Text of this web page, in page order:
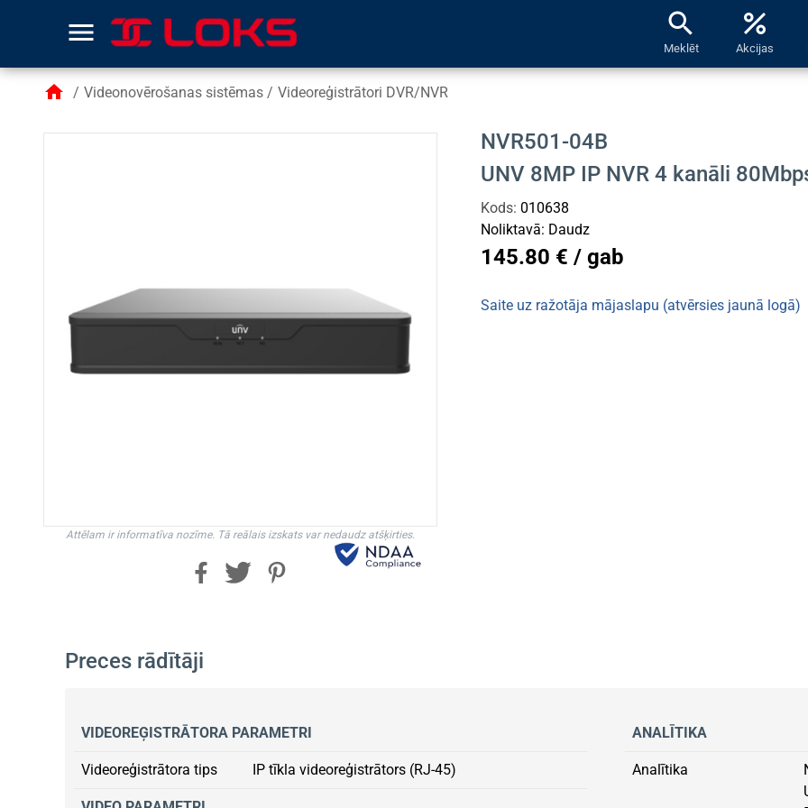
menu search
Meklēt
percent
Akcijas
home / Videonovērošanas sistēmas / Videoreģistrātori DVR/NVR
Attēlam ir informatīva nozīme. Tā reālais izskats var nedaudz atšķirties.
NVR501-04B
UNV 8MP IP NVR 4 kanāli
Kods: 010638
Noliktavā: Daudz
145.80 € / gab
Saite uz ražotāja mājaslapu (atvērsies jaunā logā)
Preces rādītāji
VIDEOREĢISTRĀTORA PARAMETRI
Videoreģistrātora tips IP tīkla videoreģistrātors (RJ-45)
ANALĪTIKA
Analītika